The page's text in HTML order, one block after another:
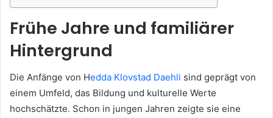
Frühe Jahre und familiärer
Hintergrund
Die Anfänge von Hedda Klovstad Daehli sind geprägt von
einem Umfeld, das Bildung und kulturelle Werte
hochschätzte. Schon in jungen Jahren zeigte sie eine